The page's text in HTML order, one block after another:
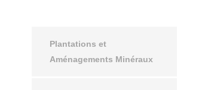
Plantations et
Aménagements Minéraux